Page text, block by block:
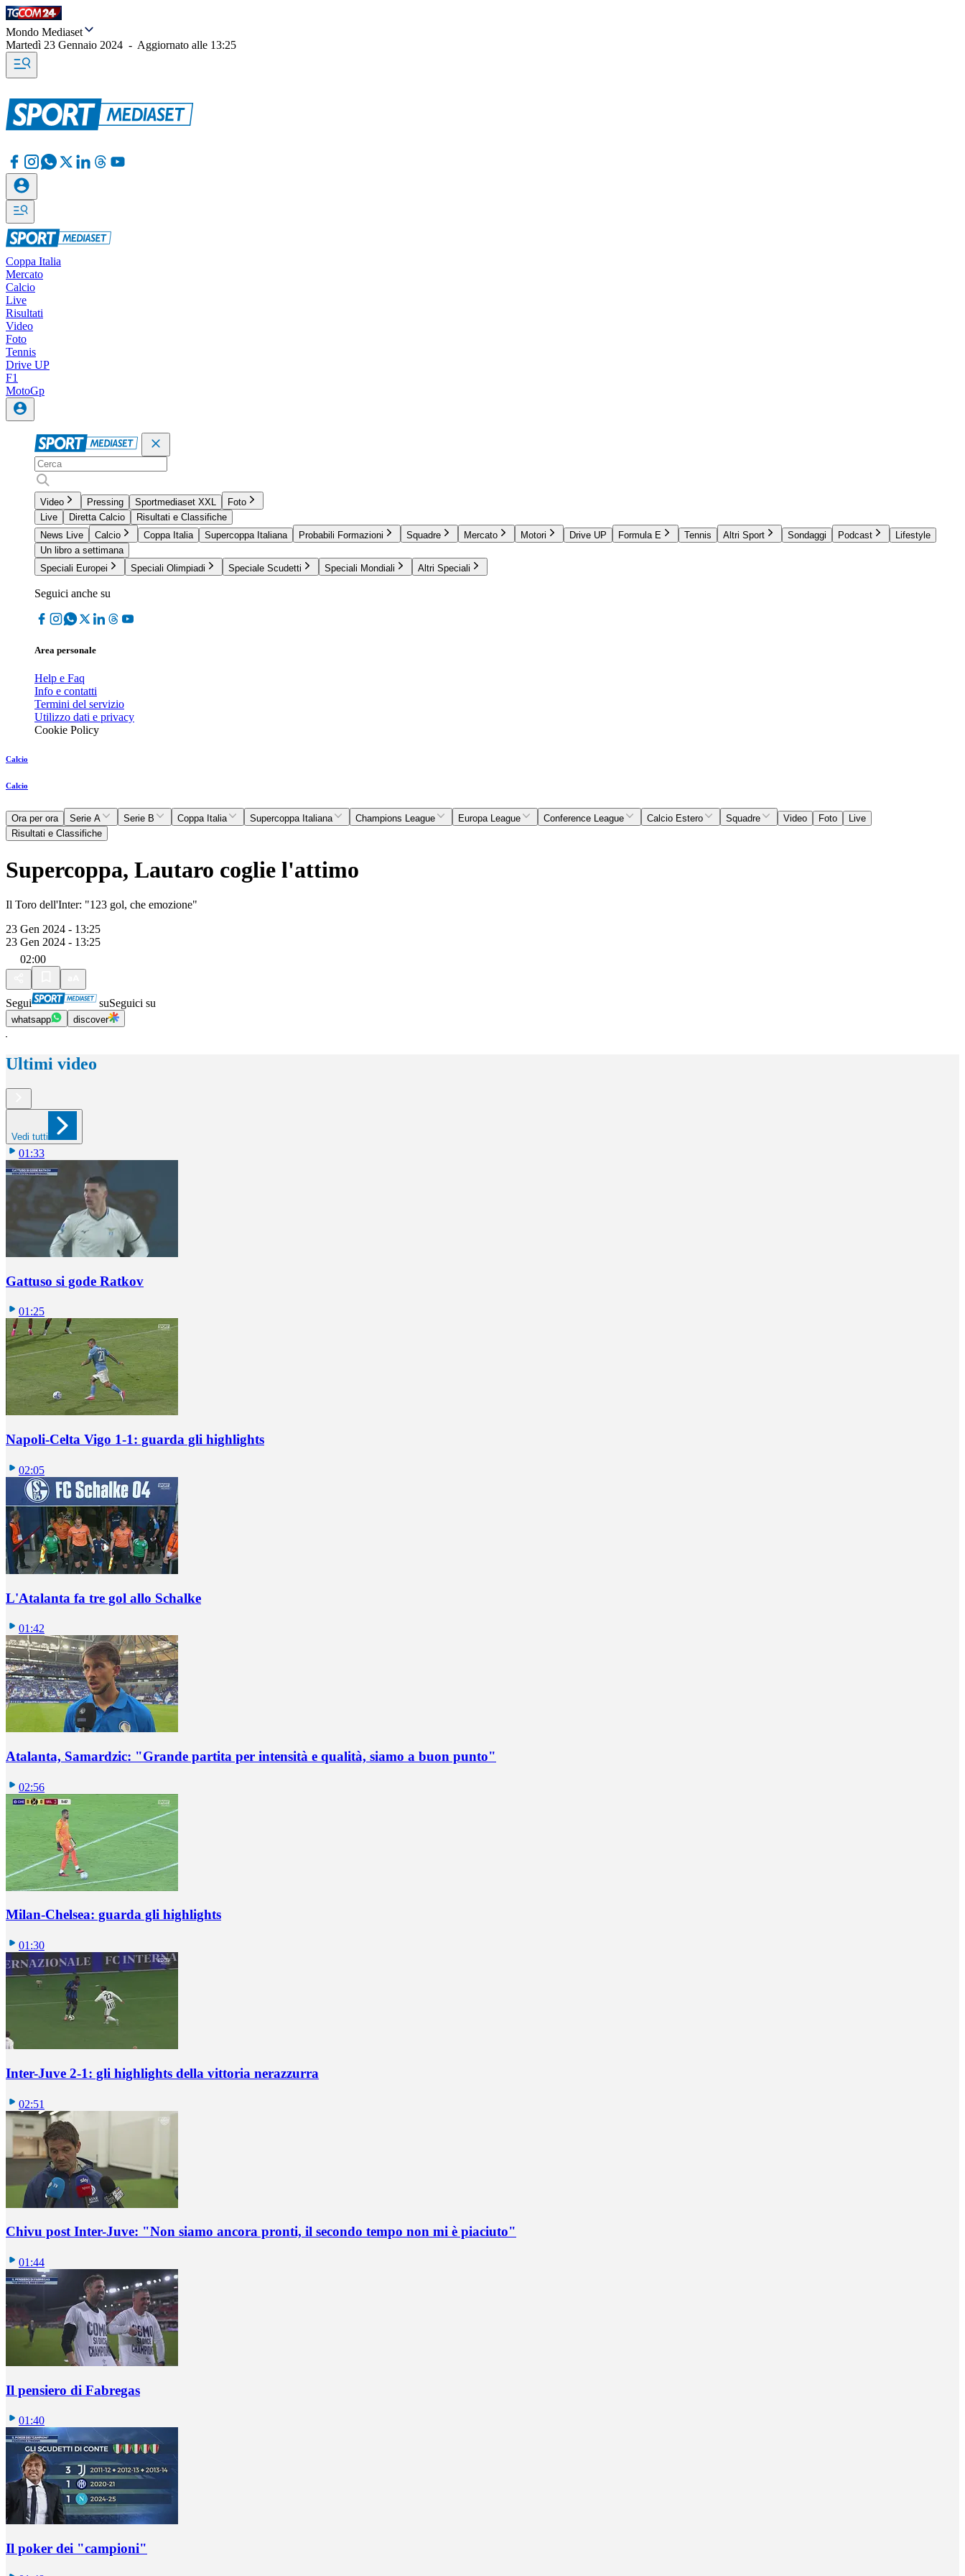
Mondo Mediaset
Martedì 23 Gennaio 2024 - Aggiornato alle 13:25
Coppa Italia
Mercato
Calcio
Live
Risultati
Video
Foto
Tennis
Drive UP
F1
MotoGp
Video Pressing Sportmediaset XXL
Foto
Live
Diretta Calcio
Risultati e Classifiche
News Live
Calcio Coppa Italia Supercoppa Italiana Probabili Formazioni Squadre Mercato Motori Drive UP Formula E Tennis Altri Sport Sondaggi Podcast
Lifestyle
Un libro a settimana
Speciali Europei
Speciali Olimpiadi Speciale Scudetti Speciali Mondiali Altri Speciali
Seguici anche su
Area personale
Help e Faq
Info e contatti
Termini del servizio
Utilizzo dati e privacy
Cookie Policy
Calcio
Calcio
Ora per ora Serie A Serie B Coppa Italia Supercoppa Italiana Champions League Europa League Conference League Calcio Estero Squadre Video Foto
Live
Risultati e Classifiche
Supercoppa, Lautaro coglie l'attimo
Il Toro dell'Inter: "123 gol, che emozione"
23 Gen 2024 - 13:25
23 Gen 2024 - 13:25
02:00
Segui suSeguici su
whatsapp discover
Ultimi video
Vedi tutti
01:33
Gattuso si gode Ratkov
01:25
Napoli-Celta Vigo 1-1: guarda gli highlights
02:05
L'Atalanta fa tre gol allo Schalke
01:42
Atalanta, Samardzic: "Grande partita per intensità e qualità, siamo a buon punto"
02:56
Milan-Chelsea: guarda gli highlights
01:30
Inter-Juve 2-1: gli highlights della vittoria nerazzurra
02:51
Chivu post Inter-Juve: "Non siamo ancora pronti, il secondo tempo non mi è piaciuto"
01:44
Il pensiero di Fabregas
01:40
Il poker dei "campioni"